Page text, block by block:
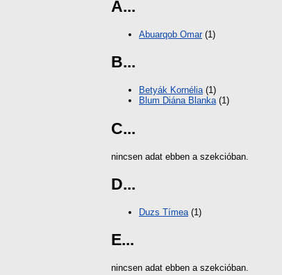
A...
Abuarqob Omar(1)
B...
Betyák Kornélia(1)
Blum Diána Blanka(1)
C...
nincsen adat ebben a szekcióban.
D...
Duzs Tímea (1)
E...
nincsen adat ebben a szekcióban.